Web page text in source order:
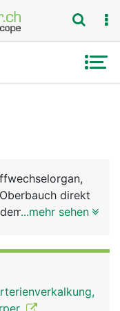
direkt
rechten
gleichzeitig
...mehr sehen